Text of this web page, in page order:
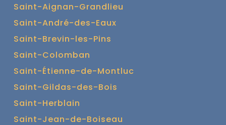
Saint-Aignan-Grandlieu
Saint-André-des-Eaux
Saint-Brevin-les-Pins
Saint-Colomban
Saint-Étienne-de-Montluc
Saint-Gildas-des-Bois
Saint-Herblain
Saint-Jean-de-Boiseau